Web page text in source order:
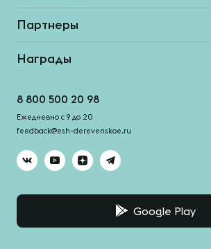
Партнеры
Награды
8 800 500 20 98
Ежедневно с 9 до 20
feedback@esh-derevenskoe.ru
Google Play